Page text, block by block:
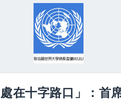
在十字路口」：首